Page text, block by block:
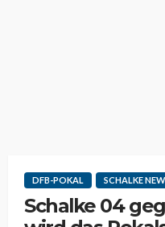
DFB-POKAL SCHALKE
Schalke 04